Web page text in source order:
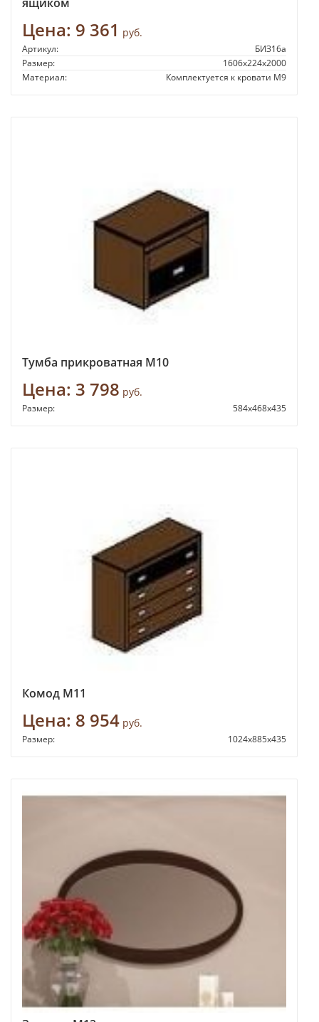
Цена: 9 361 руб.
Артикул:
БИЗ16а
Размер:
1606х224х2000
Материал:
Комплектуется к кровати М9
Тумба прикроватная М10
Цена: 3 798 руб.
Размер: 584х468х435
Комод М11
Цена: 8 954 руб.
Размер: 1024х885х435